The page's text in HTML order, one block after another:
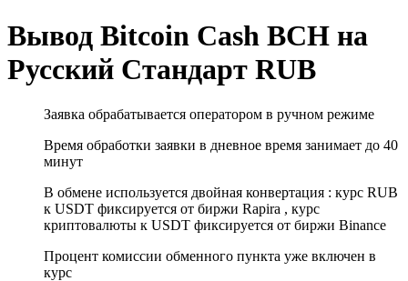
Вывод Bitcoin Cash BCH на
Русский Стандарт RUB
Заявка обрабатывается оператором в ручном режиме
Время обработки заявки в дневное время занимает до 40
минут
В обмене используется двойная конвертация : курс RUB
к USDT фиксируется от биржи Rapira , курс
криптовалюты к USDT фиксируется от биржи Binance
Процент комиссии обменного пункта уже включен в
курс